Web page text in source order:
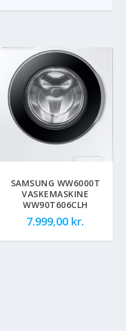
SAMSUNG WW6000T
VASKEMASKINE
WW90T606CLH
7.999,00 kr.